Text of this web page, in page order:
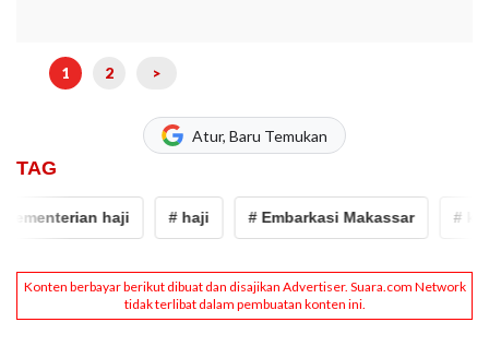
1 2 >
Atur, Baru Temukan
TAG
haji # haji # Embarkasi Makassar #